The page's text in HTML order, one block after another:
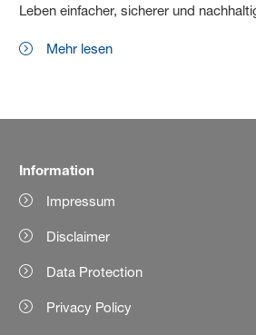
Leben einfacher, sicherer und
Mehr lesen
Information
Impressum
Disclaimer
Data Protection
Privacy Policy